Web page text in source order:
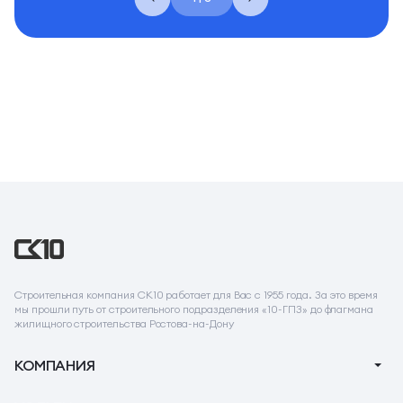
Строительная компания СК10 работает для Вас с 1955 года. За это время
мы прошли путь от строительного подразделения «10-ГПЗ» до флагмана
жилищного строительства Ростова-на-Дону
КОМПАНИЯ